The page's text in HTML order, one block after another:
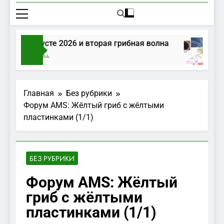
в августе 2026 и вторая грибная волна
Тому Назад
Главная
Без рубрики
Форум AMS: Жёлтый гриб с жёлтыми
пластинками (1/1)
БЕЗ РУБРИКИ
Форум AMS: Жёлтый
гриб с жёлтыми
пластинками (1/1)